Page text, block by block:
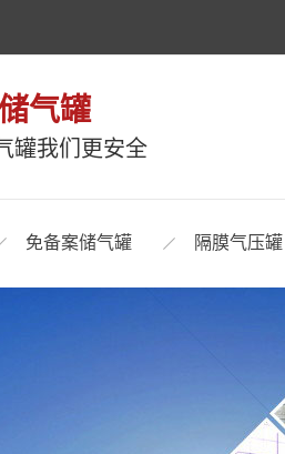
气罐
罐我们更安全
免备案储气罐 隔膜气压罐